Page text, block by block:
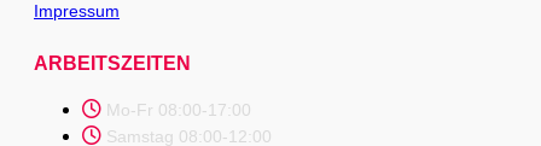
Impressum
ARBEITSZEITEN
Mo-Fr 08:00-17:00
Samstag 08:00-12:00